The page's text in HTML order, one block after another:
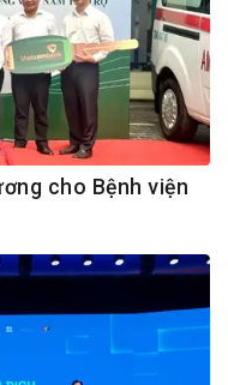
cho Bệnh viện